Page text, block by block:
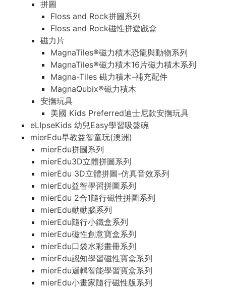
拼圖
Floss and Rock拼圖系列
Floss and Rock磁性拼遊戲盒
磁力片
MagnaTiles®磁力積木恐龍與動物系列
MagnaTiles®磁力積木16片磁力積木系列
Magna-Tiles 磁力積木-補充配件
MagnaQubix®磁力積木
安撫玩具
美國 Kids Preferred迪士尼款安撫玩具
eLIpseKids 幼兒Easy學習吸盤碗
mierEdu早教益智童玩(澳洲)
mierEdu拼圖系列
mierEdu3D立體拼圖系列
mierEdu 3D立體拼圖-仿真音效系列
mierEdu益智學習拼圖系列
mierEdu 2合1隨行磁性拼圖系列
mierEdu動動腦系列
mierEdu隨行小鐵盒系列
mierEdu磁性創意寶盒系列
mierEdu口袋水彩畫冊系列
mierEdu認知學習磁性寶盒系列
mierEdu邏輯智能學習寶盒系列
mierEdu小畫家隨行磁性版系列